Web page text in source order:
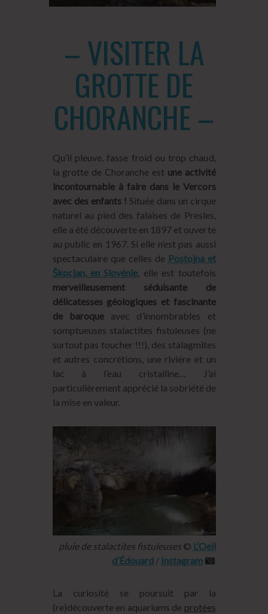
– VISITER LA
GROTTE DE
CHORANCHE –
Qu’il pleuve, fasse froid ou trop chaud,
la grotte de Choranche est une activité
incontournable à faire dans le Vercors
avec des enfants ! Située dans un cirque
naturel au pied des falaises de Presles,
elle a été découverte en 1897 et ouverte
au public en 1967. Si elle n’est pas aussi
spectaculaire que celles de Postojna et
Škocjan, en Slovénie , elle est toutefois
merveilleusement séduisante de
délicatesses géologiques et fascinante
de baroqueavec d’innombrables et
somptueuses stalactites fistuleuses (ne
surtout pas toucher !!!), des stalagmites
et autres concrétions, une rivière et un
lac à l’eau cristalline… J’ai
particulièrement apprécié la sobriété de
la mise en valeur.
pluie de stalactites fistuleuses© L’Oeil
d’Édouard / Instagram
La curiosité se poursuit par la
(re)découverte en aquariums de protées